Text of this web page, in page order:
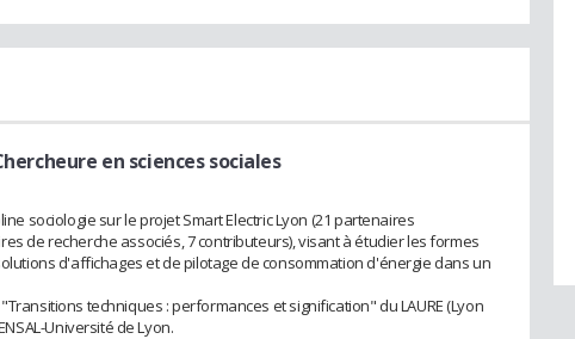
en sciences sociales
sociologie sur le projet Smart Electric Lyon (21 partenaires
de recherche associés, 7 contributeurs), visant à étudier les formes
d'affichages et de pilotage de consommation d'énergie dans un
techniques : performances et signification" du LAURE (Lyon
Université de Lyon.